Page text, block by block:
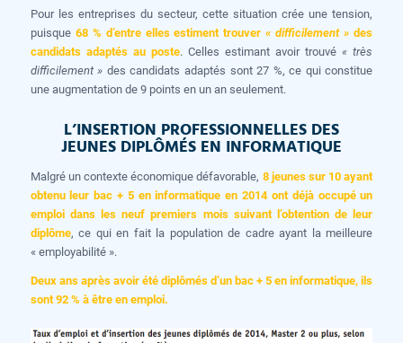
Pour les entreprises du secteur, cette situation crée une tension,
puisque 68 % d’entre elles estiment trouver« difficilement »des
candidats adaptés au poste. Celles estimant avoir trouvé« très
difficilement » des candidats adaptés sont 27 %, ce qui constitue
une augmentation de 9 points en un an seulement.
L’INSERTION PROFESSIONNELLES DES
JEUNES DIPLÔMÉS EN INFORMATIQUE
Malgré un contexte économique défavorable, 8 jeunes sur 10 ayant
obtenu leur bac + 5 en informatique en 2014 ont déjà occupé un
emploi dans les neuf premiers mois suivant l’obtention de leur
diplôme, ce qui en fait la population de cadre ayant la meilleure
« employabilité ».
Deux ans après avoir été diplômés d’un bac + 5 en informatique, ils
sont 92 % à être en emploi.